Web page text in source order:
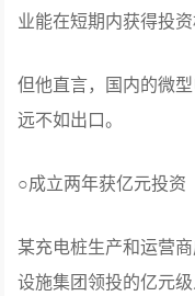
业能在短期内获得投资
但他直言，国内的微
远不如出口。
○成立两年获亿元投资
某充电桩生产和运营
设施集团领投的亿元级